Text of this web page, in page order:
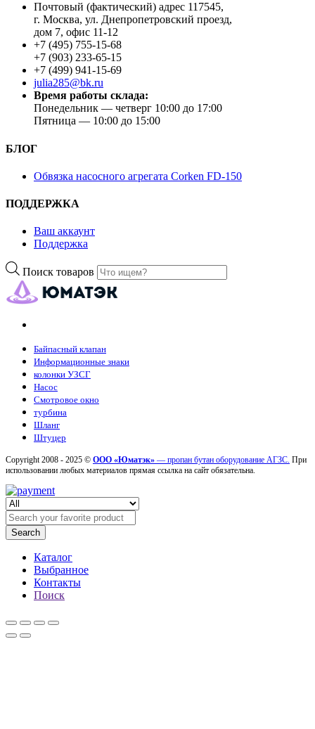
Почтовый (фактический) адрес 117545,
г. Москва, ул. Днепропетровский проезд,
дом 7, офис 11-12
+7 (495) 755-15-68
+7 (903) 233-65-15
+7 (499) 941-15-69
julia285@bk.ru
Время работы склада:
Понедельник — четверг 10:00 до 17:00
Пятница — 10:00 до 15:00
БЛОГ
Обвязка насосного агрегата Corken FD-150
ПОДДЕРЖКА
Ваш аккаунт
Поддержка
Поиск товаров
Байпасный клапан
Информационные знаки
колонки УЗСГ
Насос
Смотровое окно
турбина
Шланг
Штуцер
Copyright 2008 - 2025 © ООО «Юматэк» — пропан бутан оборудование АГЗС. При
использовании любых материалов прямая ссылка на сайт обязательна.
Search
Каталог
Выбранное
Контакты
Поиск